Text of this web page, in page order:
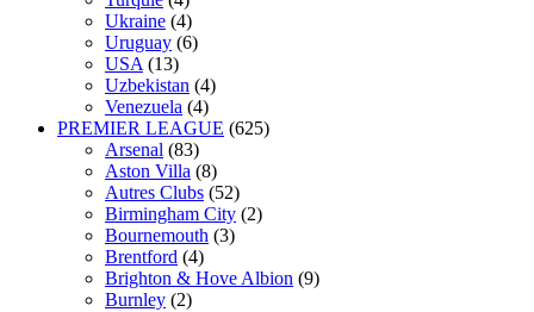
Ukraine (4)
Uruguay (6)
USA (13)
Uzbekistan (4)
Venezuela (4)
PREMIER LEAGUE (625)
Arsenal (83)
Aston Villa (8)
Autres Clubs (52)
Birmingham City (2)
Bournemouth (3)
Brentford (4)
Brighton & Hove Albion (9)
Burnley (2)